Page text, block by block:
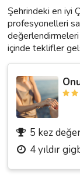
Şehrindeki en iyi
profesyonelleri
içinde teklifler
5 kez
4 yıldır